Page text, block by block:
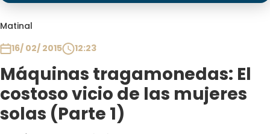
Matinal
16/ 02/ 2015
12:23
Máquinas tragamonedas: El
costoso vicio de las mujeres
solas (Parte 1)
Contigo en Directo
Plan Perfecto
El Tiempo
Sabingo
Todos Los Programas